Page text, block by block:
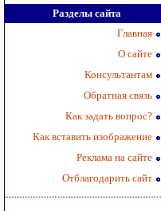
Разделы сайта
Главная
О сайте
Консультантам
Обратная связь
Как задать вопрос?
Как вставить изображение
Реклама на сайте
Отблагодарить сайт